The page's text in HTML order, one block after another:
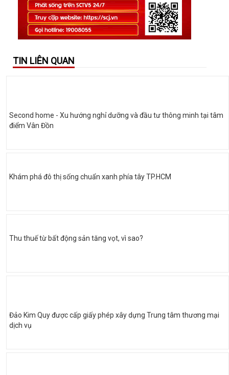
TIN LIÊN QUAN
Second home - Xu hướng nghỉ dưỡng và đầu tư thông minh tại tâm
điểm Vân Đồn
Khám phá đô thị sống chuẩn xanh phía tây TP.HCM
Thu thuế từ bất động sản tăng vọt, vì sao?
Đảo Kim Quy được cấp giấy phép xây dựng Trung tâm thương mại
dịch vụ